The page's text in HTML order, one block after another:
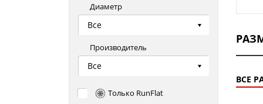
Диаметр
Все
Производитель
Все
Только RunFlat
ВСЕ